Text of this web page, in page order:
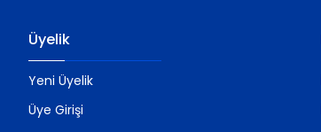
Üyelik
Yeni Üyelik
Üye Girişi